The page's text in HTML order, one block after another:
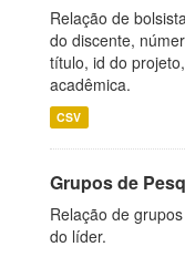
Relação de
do discente,
título, id do
acadêmica.
CSV
Grupos de
Relação de
do líder.